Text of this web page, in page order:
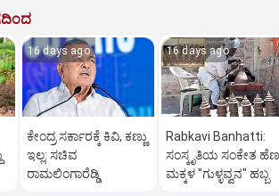
16 days ago
ಕೇಂದ್ರ ಸರ್ಕಾರಕ್ಕೆ ಕಿವಿ, ಕಣ್ಣು
ಇಲ್ಲ: ಸಚಿವ
ರಾಮಲಿಂಗಾರೆಡ್ಡಿ
16 days ago
Rabkavi Banhatti:
ಸಂಸ್ಕೃತಿಯ ಸಂಕೇತ
ಮಕ್ಕಳ "ಗುಳ್ಳವ್ವನ" ಹಬ್ಬ